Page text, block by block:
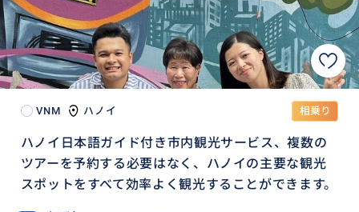
VNM ハノイ 相乗り
ハノイ日本語ガイド付き市内観光サービス、複数の
ツアーを予約する必要はなく、ハノイの主要な観光
スポットをすべて効率よく観光することができます。